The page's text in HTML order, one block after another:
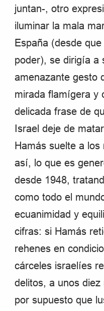
juntan-, otro
iluminar la mala
España (desde
poder), se dirigía a
amenazante gesto
mirada flamígera y
delicada frase de
Israel deje de
Hamás suelte a los
así, lo que es
desde 1948,
como todo el
ecuanimidad y
cifras: si Hamás
rehenes en
cárceles israelíes
delitos, a unos
por supuesto que